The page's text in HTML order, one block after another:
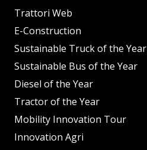
Trattori Web
E-Construction
Sustainable Truck of the Year
Sustainable Bus of the Year
Diesel of the Year
Tractor of the Year
Mobility Innovation Tour
Innovation Agri